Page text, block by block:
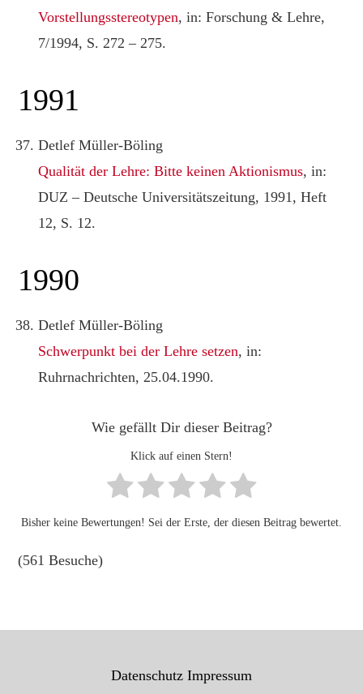
Vorstellungsstereotypen, in: Forschung & Lehre,
7/1994, S. 272 – 275.
1991
Detlef Müller-Böling
Qualität der Lehre: Bitte keinen Aktionismus, in:
DUZ – Deutsche Universitätszeitung, 1991, Heft
12, S. 12.
1990
Detlef Müller-Böling
Schwerpunkt bei der Lehre setzen, in:
Ruhrnachrichten, 25.04.1990.
Wie gefällt Dir dieser Beitrag?
Klick auf einen Stern!
Bisher keine Bewertungen! Sei der Erste, der diesen Beitrag bewertet.
(561 Besuche)
Datenschutz Impressum